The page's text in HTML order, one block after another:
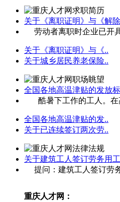
关于《离职证明》与《解
劳动者离职时企业已开
关于《离职证明》与《..
关于城乡居民养老保险..
全国各地高温津贴的发放
酷暑下工作的工人。在
全国各地高温津贴的发..
关于已连续签订两次劳..
关于建筑工人签订劳务用
提问：建筑工人签订劳
重庆人才网：